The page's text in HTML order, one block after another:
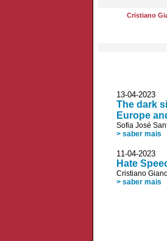
Cristiano
13-04-
The dark
Europe
Sofia José
> saber mais
11-04-
Hate
Cristiano
> saber mais